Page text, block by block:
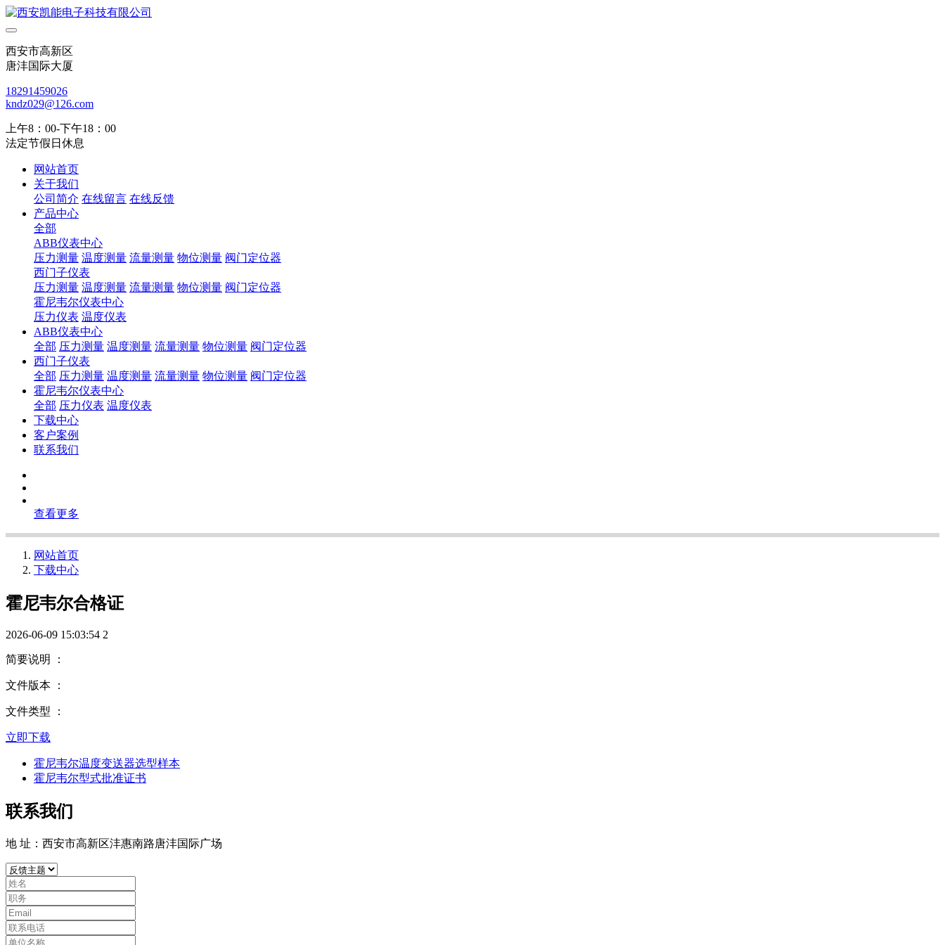
西安市高新区
唐沣国际大厦
18291459026
kndz029@126.com
上午8：00-下午18：00
法定节假日休息
网站首页
关于我们
公司简介 在线留言 在线反馈
产品中心
全部
ABB仪表中心
压力测量 温度测量 流量测量 物位测量 阀门定位器
西门子仪表
压力测量 温度测量 流量测量 物位测量 阀门定位器
霍尼韦尔仪表中心
压力仪表 温度仪表
ABB仪表中心
全部 压力测量 温度测量 流量测量 物位测量 阀门定位器
西门子仪表
全部 压力测量 温度测量 流量测量 物位测量 阀门定位器
霍尼韦尔仪表中心
全部 压力仪表 温度仪表
下载中心
客户案例
联系我们
查看更多
网站首页
下载中心
霍尼韦尔合格证
2026-06-09 15:03:54 2
简要说明 ：
文件版本 ：
文件类型 ：
立即下载
霍尼韦尔温度变送器选型样本
霍尼韦尔型式批准证书
联系我们
地 址：西安市高新区沣惠南路唐沣国际广场